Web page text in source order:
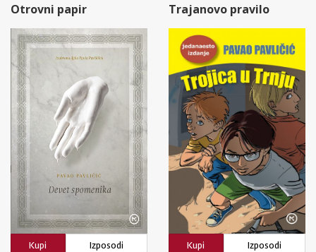
Otrovni papir Trajanovo pravilo
Kupi
Izposodi
Kupi
Izposodi